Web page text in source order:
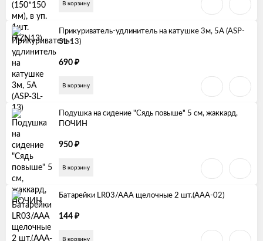
В корзину
Прикуриватель-удлинитель на катушке 3м, 5А (ASP-
3L-13)
690 ₽
В корзину
Подушка на сидение "Сядь повыше" 5 см, жаккард,
ПОЧИН
950 ₽
В корзину
Батарейки LR03/AAA щелочные 2 шт.(AAA-02)
144 ₽
В корзину